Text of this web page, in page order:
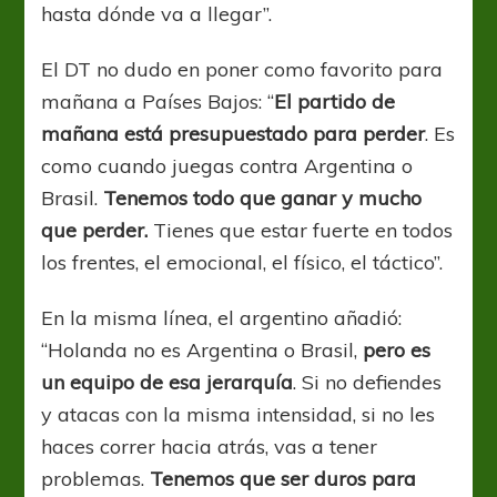
hasta dónde va a llegar”.
El DT no dudo en poner como favorito para
mañana a Países Bajos: “El partido de
mañana está presupuestado para perder. Es
como cuando juegas contra Argentina o
Brasil. Tenemos todo que ganar y mucho
que perder. Tienes que estar fuerte en todos
los frentes, el emocional, el físico, el táctico”.
En la misma línea, el argentino añadió:
“Holanda no es Argentina o Brasil, pero es
un equipo de esa jerarquía. Si no defiendes
y atacas con la misma intensidad, si no les
haces correr hacia atrás, vas a tener
problemas. Tenemos que ser duros para